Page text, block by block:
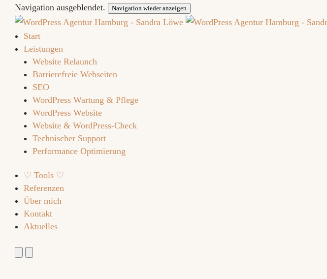
Navigation ausgeblendet. Navigation wieder anzeigen
Start
Leistungen
Website Relaunch
Barrierefreie Webseiten
SEO
WordPress Wartung & Pflege
WordPress Website
Website & WordPress-Check
Technischer Support
Performance Optimierung
♡ Tools ♡
Referenzen
Über mich
Kontakt
Aktuelles